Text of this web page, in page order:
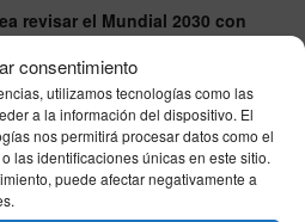
consentimiento
utilizamos tecnologías como las
a la información del dispositivo. El
nos permitirá procesar datos como el
las identificaciones únicas en este sitio.
puede afectar negativamente a
revisar el Mundial 2030 con
la crisis fronteriza de Ceuta
VER MÁS